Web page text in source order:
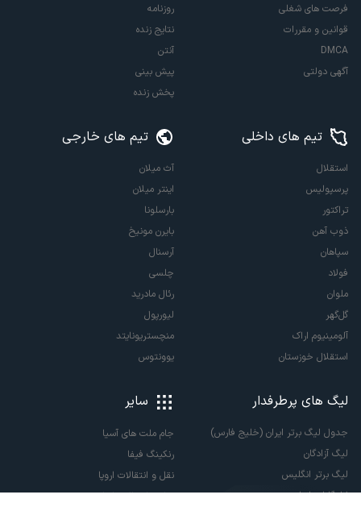
فرصت های شغلی
قوانین و مقررات
DMCA
آگهی دولتی
روزنامه
نتایج زنده
آنتن
پیش بینی
پخش زنده
تیم های داخلی
استقلال
پرسپولیس
تراکتور
ذوب آهن
سپاهان
فولاد
ملوان
گل‌گهر
آلومینیوم اراک
استقلال خوزستان
تیم های خارجی
آث میلان
اینتر میلان
بارسلونا
بایرن مونیخ
آرسنال
چلسی
رئال مادرید
لیورپول
منچستریونایتد
یوونتوس
لیگ های پرطرفدار
جدول لیگ برتر ایران (خلیج فارس)
لیگ آزادگان
لیگ برتر انگلیس
لالیگا اسپانیا
سایر
جام ملت های آسیا
رنکینگ فیفا
نقل و انتقالات اروپا
نقل و انتقالات ایران